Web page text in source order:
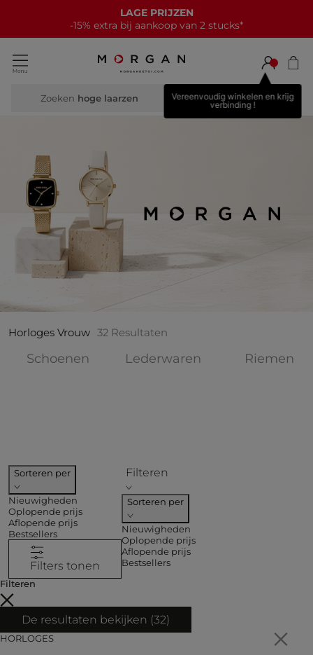
NIEUWE COLLECTIE
15€ korting bij elke aankoop van 70€*
Vereenvoudig winkelen en krijg
verbinding !
Zoeken hoge la
Horloges Vrouw 32 Resultaten
SchoenenVerfijnen op COLLECTIES:
Lederwaren Verfijnen op
Riemen
Sorteren per
Nieuwigheden
Oplopende prijs
Aflopende prijs
Bestsellers
Filters tonen
Filteren
Sorteren per
Nieuwigheden
Oplopende prijs
Aflopende prijs
Bestsellers
Filteren
De resultaten bekijken (32)
HORLOGES